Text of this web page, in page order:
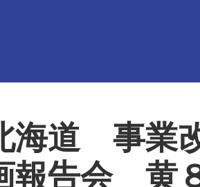
海道 事業
報告会 黄